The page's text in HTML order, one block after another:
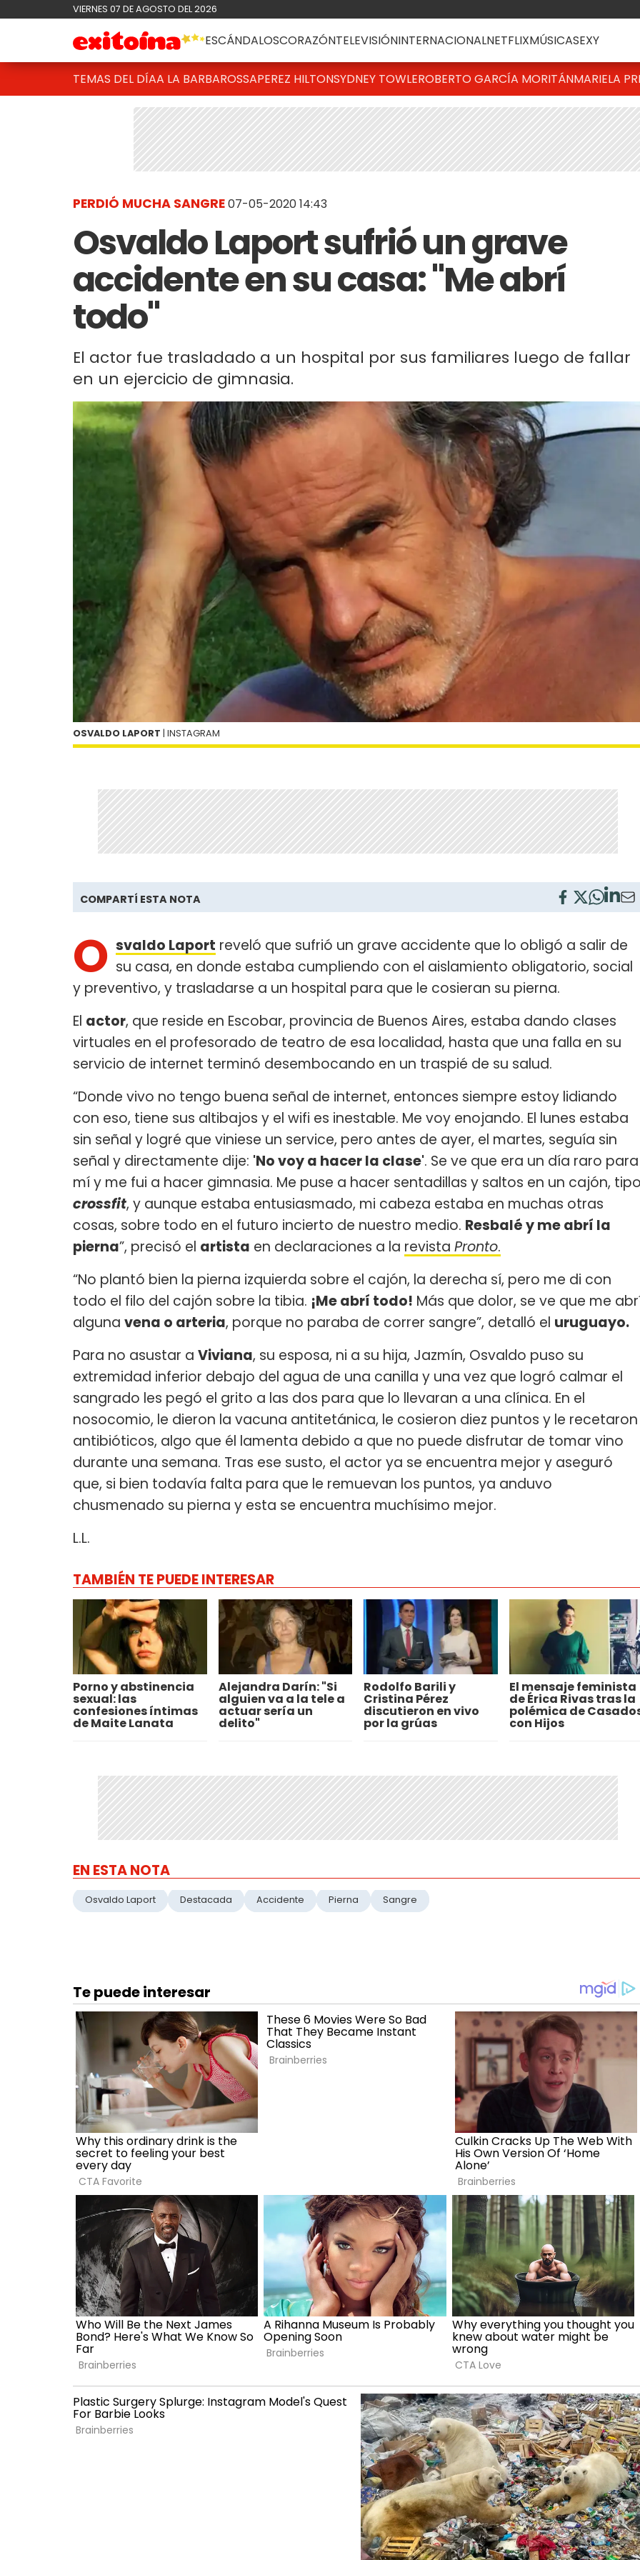
VIERNES 07 DE AGOSTO DEL 2026
ESCÁNDALOSCORAZÓNTELEVISIÓNINTERNACIONALNETFLIXMÚSICASEXY
TEMAS DEL DÍAA LA BARBAROSSAPEREZ HILTONSYDNEY TOWLEROBERTO GARCÍA MORITÁNMARIELA
PERDIÓ MUCHA SANGRE07-05-2020 14:43
Osvaldo Laport sufrió un grave
accidente en su casa: "Me abrí
todo"
El actor fue trasladado a un hospital por sus familiares luego de fallar
en un ejercicio de gimnasia.
OSVALDO LAPORT | INSTAGRAM
COMPARTÍ ESTA NOTA
O svaldo Laport reveló que sufrió un grave accidente que lo obligó a salir de
su casa, en donde estaba cumpliendo con el aislamiento obligatorio, social
y preventivo, y trasladarse a un hospital para que le cosieran su pierna.
El actor, que reside en Escobar, provincia de Buenos Aires, estaba dando clases
virtuales en el profesorado de teatro de esa localidad, hasta que una falla en su
servicio de internet terminó desembocando en un traspié de su salud.
“Donde vivo no tengo buena señal de internet, entonces siempre estoy lidiando
con eso, tiene sus altibajos y el wifi es inestable. Me voy enojando. El lunes estaba
sin señal y logré que viniese un service, pero antes de ayer, el martes, seguía sin
señal y directamente dije: 'No voy a hacer la clase'. Se ve que era un día raro para
mí y me fui a hacer gimnasia. Me puse a hacer sentadillas y saltos en un cajón,
crossfit, y aunque estaba entusiasmado, mi cabeza estaba en muchas otras
cosas, sobre todo en el futuro incierto de nuestro medio. Resbalé y me abrí la
pierna”, precisó el artista en declaraciones a la revista Pronto.
“No plantó bien la pierna izquierda sobre el cajón, la derecha sí, pero me di con
todo el filo del cajón sobre la tibia. ¡Me abrí todo! Más que dolor, se ve que me
alguna vena o arteria, porque no paraba de correr sangre”, detalló el uruguayo.
Para no asustar a Viviana, su esposa, ni a su hija, Jazmín, Osvaldo puso su
extremidad inferior debajo del agua de una canilla y una vez que logró calmar el
sangrado les pegó el grito a las dos para que lo llevaran a una clínica. En el
nosocomio, le dieron la vacuna antitetánica, le cosieron diez puntos y le recetaron
antibióticos, algo que él lamenta debido a que no puede disfrutar de tomar vino
durante una semana. Tras ese susto, el actor ya se encuentra mejor y aseguró
que, si bien todavía falta para que le remuevan los puntos, ya anduvo
chusmenado su pierna y esta se encuentra muchísimo mejor.
L.L.
TAMBIÉN TE PUEDE INTERESAR
Porno y abstinencia
sexual: las
confesiones íntimas
de Maite Lanata
Alejandra Darín: "Si
alguien va a la tele a
actuar sería un
delito"
Rodolfo Barili y
Cristina Pérez
discutieron en vivo
por la grúas
El mensaje feminista
de Érica Rivas tras la
polémica de
con Hijos
EN ESTA NOTA
Osvaldo Laport Destacada Accidente Pierna Sangre